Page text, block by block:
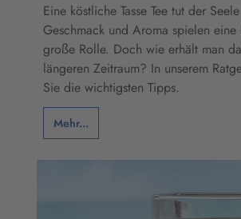
Eine köstliche Tasse Tee tut der
Geschmack und Aroma spielen eine
große Rolle. Doch wie erhält man
längeren Zeitraum? In unserem
Sie die wichtigsten Tipps.
Mehr...